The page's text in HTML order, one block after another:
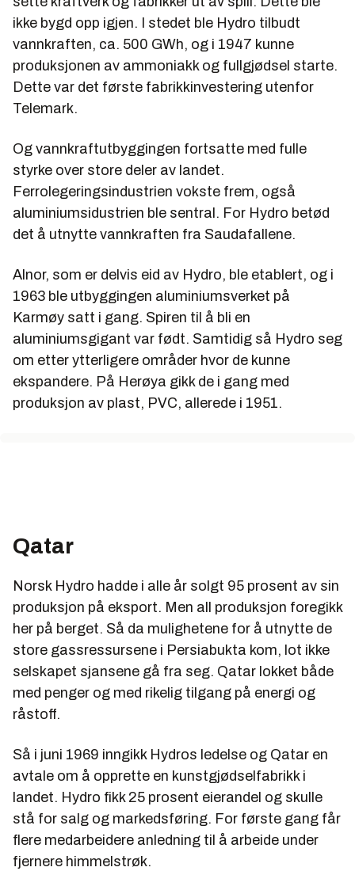
ikke bygd opp igjen. I stedet ble Hydro tilbudt
vannkraften, ca. 500 GWh, og i 1947 kunne
produksjonen av ammoniakk og fullgjødsel starte.
Dette var det første fabrikkinvestering utenfor
Telemark.
Og vannkraftutbyggingen fortsatte med fulle
styrke over store deler av landet.
Ferrolegeringsindustrien vokste frem, også
aluminiumsidustrien ble sentral. For Hydro betød
det å utnytte vannkraften fra Saudafallene.
Alnor, som er delvis eid av Hydro, ble etablert, og i
1963 ble utbyggingen aluminiumsverket på
Karmøy satt i gang. Spiren til å bli en
aluminiumsgigant var født. Samtidig så Hydro seg
om etter ytterligere områder hvor de kunne
ekspandere. På Herøya gikk de i gang med
produksjon av plast, PVC, allerede i 1951.
Qatar
Norsk Hydro hadde i alle år solgt 95 prosent av sin
produksjon på eksport. Men all produksjon foregikk
her på berget. Så da mulighetene for å utnytte de
store gassressursene i Persiabukta kom, lot ikke
selskapet sjansene gå fra seg. Qatar lokket både
med penger og med rikelig tilgang på energi og
råstoff.
Så i juni 1969 inngikk Hydros ledelse og Qatar en
avtale om å opprette en kunstgjødselfabrikk i
landet. Hydro fikk 25 prosent eierandel og skulle
stå for salg og markedsføring. For første gang får
flere medarbeidere anledning til å arbeide under
fjernere himmelstrøk.